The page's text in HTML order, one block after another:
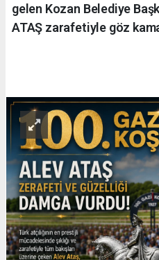
gelen Kozan Belediye
ATAŞ zarafetiyle göz